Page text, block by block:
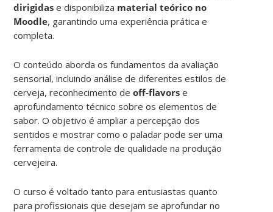
dirigidas e disponibiliza material teórico no
Moodle, garantindo uma experiência prática e
completa.
O conteúdo aborda os fundamentos da avaliação
sensorial, incluindo análise de diferentes estilos de
cerveja, reconhecimento deoff-flavors e
aprofundamento técnico sobre os elementos de
sabor. O objetivo é ampliar a percepção dos
sentidos e mostrar como o paladar pode ser uma
ferramenta de controle de qualidade na produção
cervejeira.
O curso é voltado tanto para entusiastas quanto
para profissionais que desejam se aprofundar no